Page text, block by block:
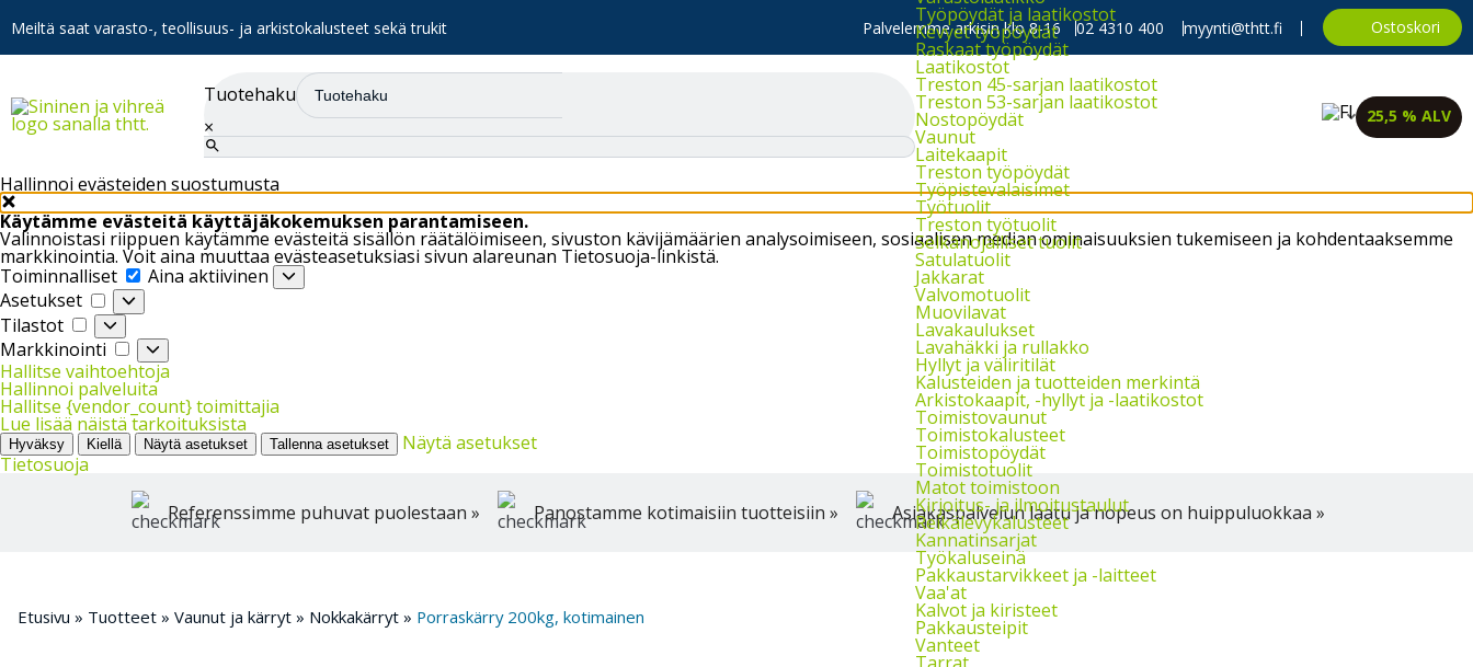
Hallinnoi evästeiden suostumusta
Käytämme evästeitä käyttäjäkokemuksen parantamiseen.
Valinnoistasi riippuen käytämme evästeitä sisällön räätälöimiseen, sivuston kävijämäärien analysoimiseen, sosiaalisen median ominaisuuksien tukemiseen ja kohdentaaksemme
markkinointia. Voit aina muuttaa evästeasetuksiasi sivun alareunan Tietosuoja-linkistä.
Toiminnalliset
Toiminnalliset
Aina aktiivinen
Asetukset
Asetukset
Tilastot
Tilastot
Markkinointi
Markkinointi
Hallitse vaihtoehtoja
Hallinnoi palveluita
Hallitse {vendor_count} toimittajia
Lue lisää näistä tarkoituksista
Hyväksy Kiellä Näytä asetukset Tallenna asetukset
Näytä asetukset
Tietosuoja
Meiltä saat varasto-, teollisuus- ja arkistokalusteet sekä trukit Palvelemme arkisin klo 8-16 02 4310 400 myynti@thtt.fi Ostoskori
Tuotehaku
×
Työpöydät ja laatikostot
Kevyet työpöydät
Raskaat työpöydät
Laatikostot
Treston 45-sarjan laatikostot
Treston 53-sarjan laatikostot
Nostopöydät
Vaunut
Laitekaapit
Treston työpöydät
Työpistevalaisimet
Työtuolit
Treston työtuolit
Selkänojalliset tuolit
Satulatuolit
Jakkarat
Valvomotuolit
Muovilavat
Lavakaulukset
Lavahäkki ja rullakko
Hyllyt ja väliritilät
Kalusteiden ja tuotteiden merkintä
Arkistokaapit, -hyllyt ja -laatikostot
Toimistovaunut
Toimistokalusteet
Toimistopöydät
Toimistotuolit
Matot toimistoon
Kirjoitus- ja ilmoitustaulut
Reikälevykalusteet
Kannatinsarjat
Työkaluseinä
Pakkaustarvikkeet ja -laitteet
Vaa'at
Kalvot ja kiristeet
Pakkausteipit
Vanteet
25,5 % ALV
Referenssimme puhuvat puolestaan » Panostamme kotimaisiin tuotteisiin » Asiakaspalvelun laatu ja nopeus on huippuluokkaa »
Etusivu » Tuotteet » Vaunut ja kärryt » Nokkakärryt » Porraskärry 200kg, kotimainen